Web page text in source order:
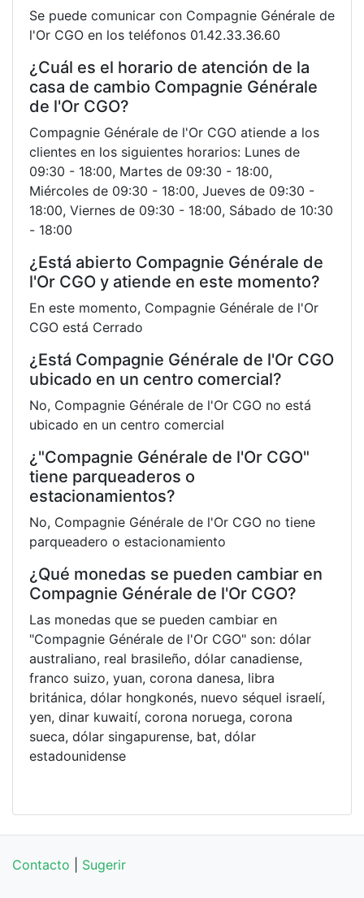
Se puede comunicar con Compagnie Générale de
l'Or CGO en los teléfonos 01.42.33.36.60
¿Cuál es el horario de atención de la
casa de cambio Compagnie Générale
de l'Or CGO?
Compagnie Générale de l'Or CGO atiende a los
clientes en los siguientes horarios: Lunes de
09:30 - 18:00, Martes de 09:30 - 18:00,
Miércoles de 09:30 - 18:00, Jueves de 09:30 -
18:00, Viernes de 09:30 - 18:00, Sábado de 10:30
- 18:00
¿Está abierto Compagnie Générale de
l'Or CGO y atiende en este momento?
En este momento, Compagnie Générale de l'Or
CGO está Cerrado
¿Está Compagnie Générale de l'Or CGO
ubicado en un centro comercial?
No, Compagnie Générale de l'Or CGO no está
ubicado en un centro comercial
¿"Compagnie Générale de l'Or CGO"
tiene parqueaderos o
estacionamientos?
No, Compagnie Générale de l'Or CGO no tiene
parqueadero o estacionamiento
¿Qué monedas se pueden cambiar en
Compagnie Générale de l'Or CGO?
Las monedas que se pueden cambiar en
"Compagnie Générale de l'Or CGO" son: dólar
australiano, real brasileño, dólar canadiense,
franco suizo, yuan, corona danesa, libra
británica, dólar hongkonés, nuevo séquel israelí,
yen, dinar kuwaití, corona noruega, corona
sueca, dólar singapurense, bat, dólar
estadounidense
Contacto Sugerir